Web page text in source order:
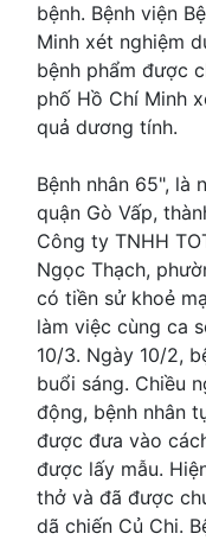
bệnh. Bệnh viện
Minh xét nghiệm
bệnh phẩm được
phố Hồ Chí Minh
quả dương tính.
Bệnh nhân 65", là
quận Gò Vấp,
Công ty TNHH
Ngọc Thạch,
có tiền sử khoẻ
làm việc cùng ca
10/3. Ngày 10/2,
buổi sáng. Chiều
động, bệnh nhân
được đưa vào
được lấy mẫu.
thở và đã được
dã chiến Củ Chi.